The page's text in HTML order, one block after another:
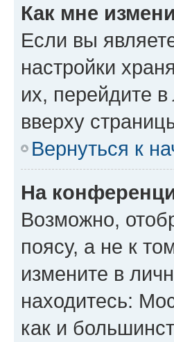
Как мне
Если вы
настройки
их, перейдите в
вверху
Вернуться к
На
Возможно,
поясу, а не к
измените в
находитесь:
как и